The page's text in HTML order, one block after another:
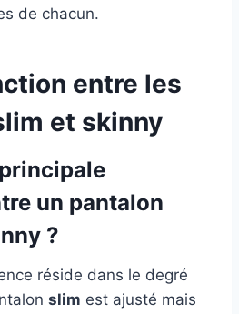
de chacun.
entre les
et skinny
un pantalon
?
réside dans le degré
slim est ajusté mais